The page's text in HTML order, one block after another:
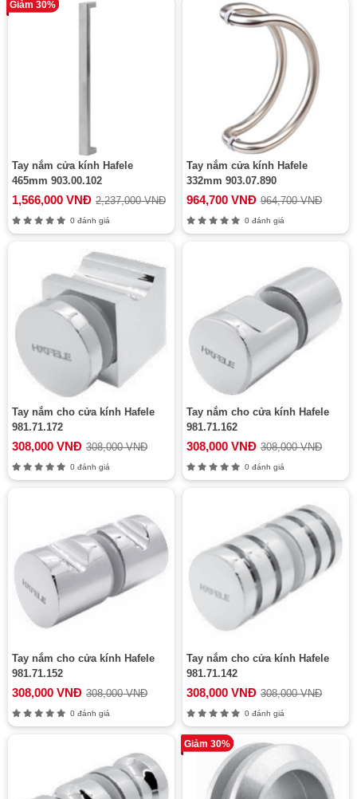
Giảm 30%
Tay nắm cửa kính Hafele
465mm 903.00.102
1,566,000 VNĐ 2,237,000 VNĐ
0 đánh giá
Tay nắm cửa kính Hafele
332mm 903.07.890
964,700 VNĐ 964,700 VNĐ
0 đánh giá
Tay nắm cho cửa kính Hafele
981.71.172
308,000 VNĐ 308,000 VNĐ
0 đánh giá
Tay nắm cho cửa kính Hafele
981.71.162
308,000 VNĐ 308,000 VNĐ
0 đánh giá
Tay nắm cho cửa kính Hafele
981.71.152
308,000 VNĐ 308,000 VNĐ
0 đánh giá
Tay nắm cho cửa kính Hafele
981.71.142
308,000 VNĐ 308,000 VNĐ
0 đánh giá
Giảm 30%